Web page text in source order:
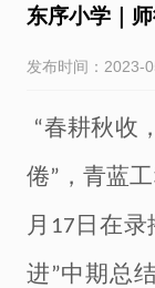
东序小学｜
发布时间：2023-
“春耕秋收
倦” ，青蓝
月 17 日 在录
进”中期总